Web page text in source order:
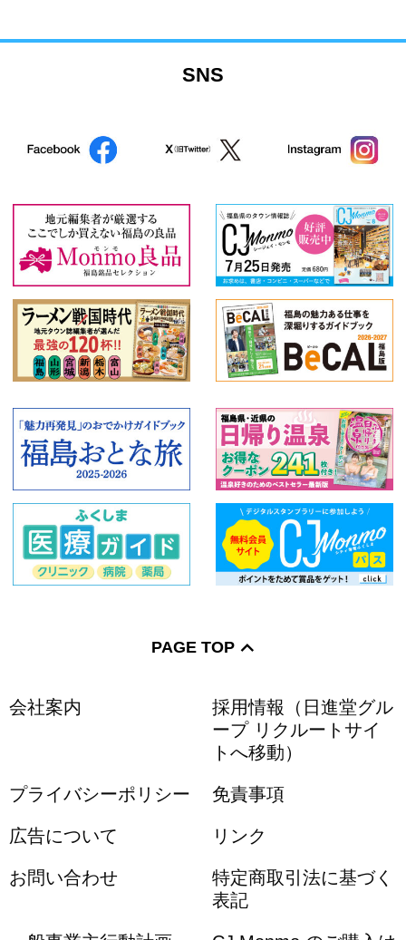
SNS
PAGE TOP
会社案内
採用情報（日進堂グル
ープ リクルートサイ
トへ移動）
プライバシーポリシー 免責事項
広告について リンク
お問い合わせ
特定商取引法に基づく
表記